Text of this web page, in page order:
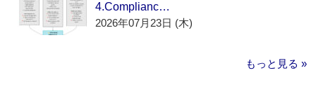
4.Complianc…
2026年07月23日 (木)
もっと見る »